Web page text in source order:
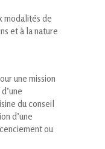
modalités de
et à la nature
une mission
du conseil
d’une
ou